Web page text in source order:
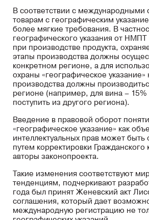
В соответствии с международными
товарам с географическим
более мягкие требования. В
географического указания от НМПТ
при производстве продукта,
этапы производства должны
конкретном регионе, а для
охраны «географическое указание»
производства должны
регионе (например, для вина –
поступить из другого региона).
Введение в правовой оборот
«географическое указание» как
интеллектуальных прав может быть
путем корректировки Гражданского
авторы законопроекта.
Такие изменения соответствуют
тенденциям, подчеркивают
года был принят Женевский акт
соглашения, который дает
международную регистрацию не